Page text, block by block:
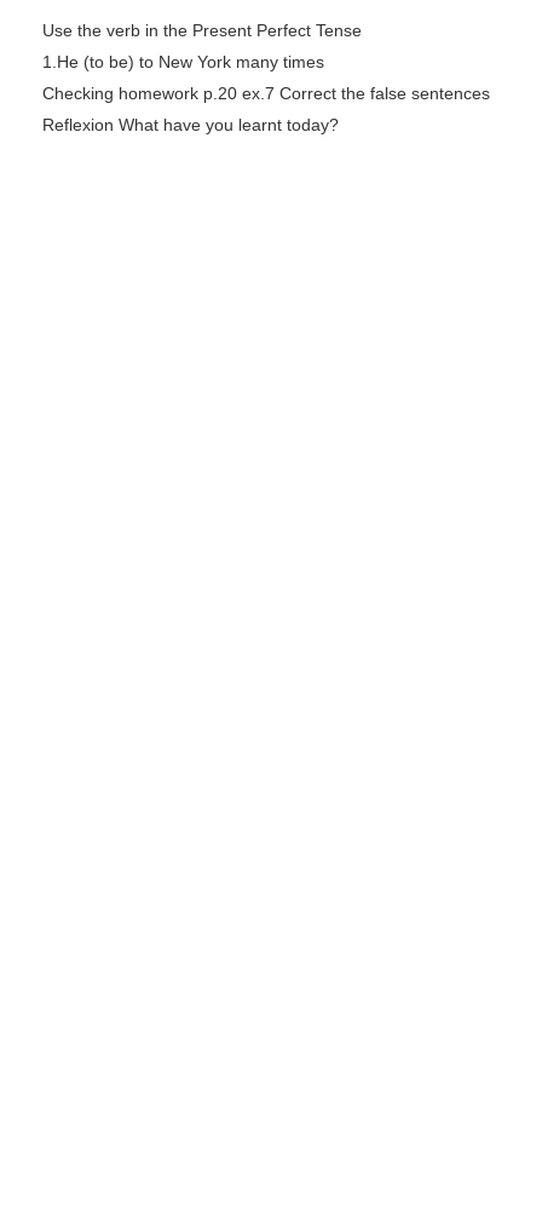
Use the verb in the Present Perfect Tense
1.He (to be) to New York many times
Checking homework p.20 ex.7 Correct the false sentences
Reflexion What have you learnt today?